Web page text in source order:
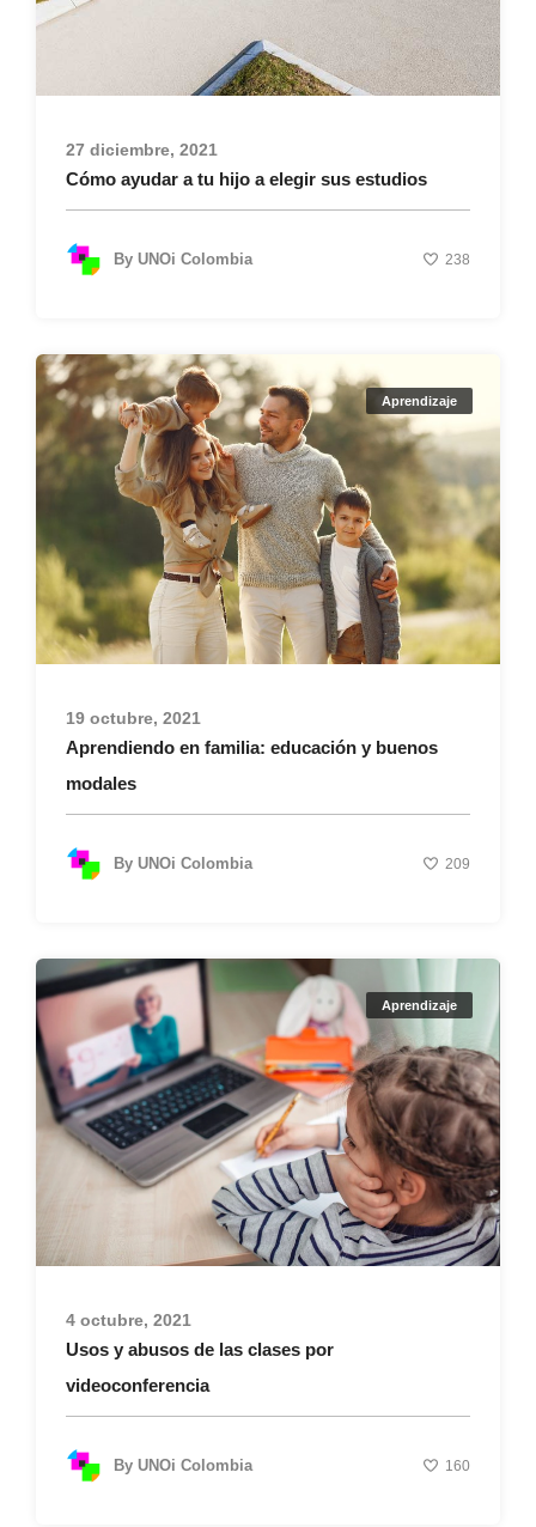
27 diciembre, 2021
Cómo ayudar a tu hijo a elegir sus estudios
By UNOi Colombia 238
Aprendizaje
19 octubre, 2021
Aprendiendo en familia: educación y buenos
modales
By UNOi Colombia 209
Aprendizaje
4 octubre, 2021
Usos y abusos de las clases por
videoconferencia
By UNOi Colombia 160